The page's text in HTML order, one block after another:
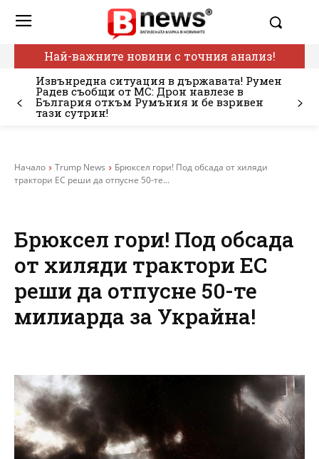
Най-важните новини с точния анализ!
Извънредна ситуация в държавата! Румен
Радев съобщи от МС: Дрон навлезе в
България откъм Румъния и бе взривен
тази сутрин!
Начало Trump News
Брюксел гори! Под обсада от хиляди
трактори ЕС реши да отпусне 50-те...
Брюксел гори! Под обсада
от хиляди трактори ЕС
реши да отпусне 50-те
милиарда за Украйна!